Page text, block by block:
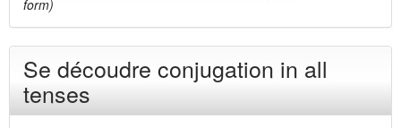
form)
Se découdre conjugation in all
tenses